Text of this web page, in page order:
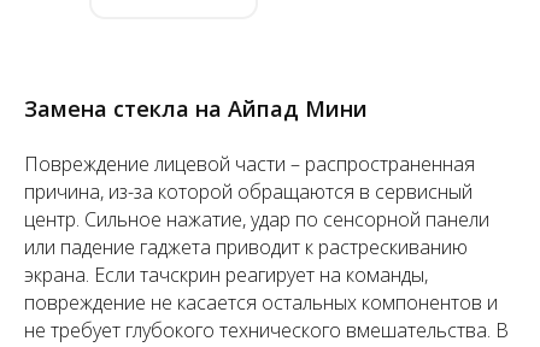
Замена стекла на Айпад Мини
Повреждение лицевой части – распространенная
причина, из-за которой обращаются в сервисный
центр. Сильное нажатие, удар по сенсорной панели
или падение гаджета приводит к растрескиванию
экрана. Если тачскрин реагирует на команды,
повреждение не касается остальных компонентов и
не требует глубокого технического вмешательства. В